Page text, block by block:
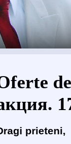
aici
prieteni,